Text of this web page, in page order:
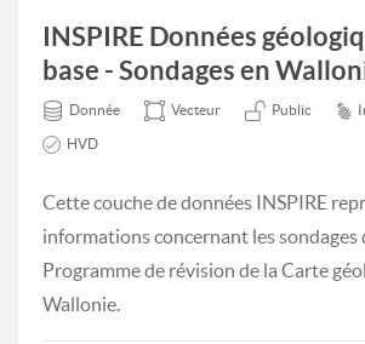
INSPIRE Données
base - Sondages en
Donnée Vecteur Public
HVD
Cette couche de données INSPIRE
informations concernant les sondages
Programme de révision de la Carte
Wallonie.